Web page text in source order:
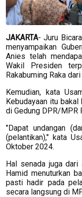
JAKARTA- Juru
menyampaikan
Anies telah
Wakil Presiden
Rakabuming Raka
Kemudian, kata
Kebudayaan itu
di Gedung DPR/MPR
"Dapat undangan
(pelantikan)," kata
Oktober 2024.
Hal senada juga dari
Hamid menuturkan
pasti hadir pada
secara langsung di